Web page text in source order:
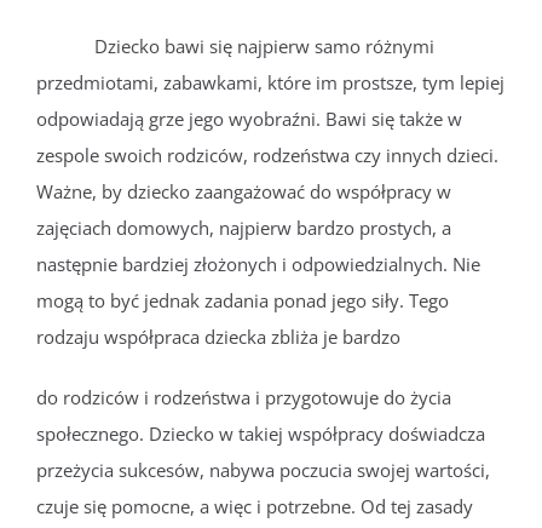
Dziecko bawi się najpierw samo różnymi
przedmiotami, zabawkami, które im prostsze, tym lepiej
odpowiadają grze jego wyobraźni. Bawi się także w
zespole swoich rodziców, rodzeństwa czy innych dzieci.
Ważne, by dziecko zaangażować do współpracy w
zajęciach domowych, najpierw bardzo prostych, a
następnie bardziej złożonych i odpowiedzialnych. Nie
mogą to być jednak zadania ponad jego siły. Tego
rodzaju współpraca dziecka zbliża je bardzo
do rodziców i rodzeństwa i przygotowuje do życia
społecznego. Dziecko w takiej współpracy doświadcza
przeżycia sukcesów, nabywa poczucia swojej wartości,
czuje się pomocne, a więc i potrzebne. Od tej zasady